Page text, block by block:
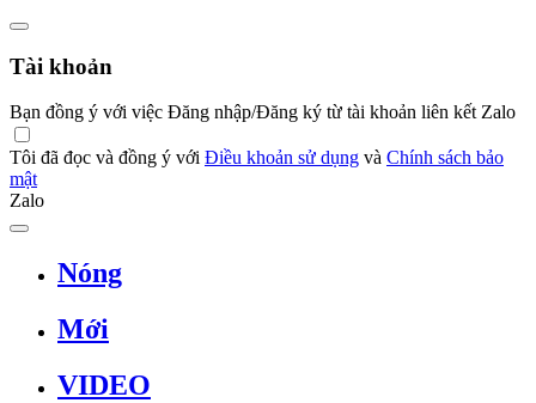
Tài khoản
Bạn đồng ý với việc Đăng nhập/Đăng ký từ tài khoản liên kết Zalo
Tôi đã đọc và đồng ý với Điều khoản sử dụng và Chính sách bảo
mật
Zalo
Nóng
Mới
VIDEO